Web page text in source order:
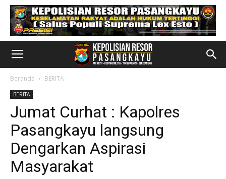
Beranda BERITA
BERITA
Jumat Curhat : Kapolres
Pasangkayu langsung
Dengarkan Aspirasi
Masyarakat